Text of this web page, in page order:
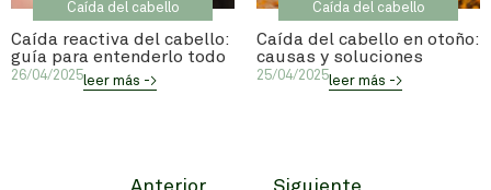
Caída del cabello
Caída reactiva del cabello:
guía para entenderlo todo
26/04/2025leer más ->
Caída del cabello
Caída del cabello en otoño:
causas y soluciones
25/04/2025leer más ->